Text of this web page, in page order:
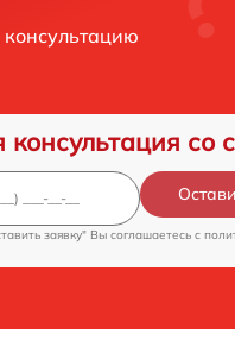
консультация со
заявку" Вы соглашаетесь c